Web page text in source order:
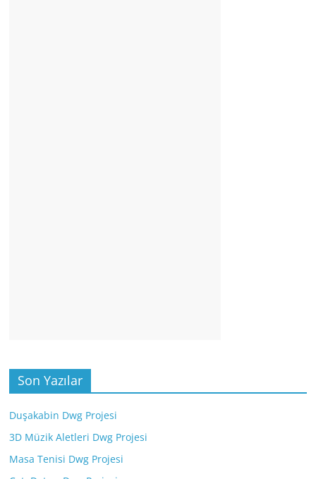
Son Yazılar
Duşakabin Dwg Projesi
3D Müzik Aletleri Dwg Projesi
Masa Tenisi Dwg Projesi